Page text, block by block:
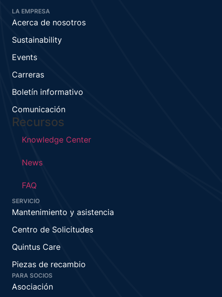
LA EMPRESA
Acerca de nosotros
Sustainability
Events
Carreras
Boletín informativo
Comunicación
Recursos
Knowledge Center
News
FAQ
SERVICIO
Mantenimiento y asistencia
Centro de Solicitudes
Quintus Care
Piezas de recambio
PARA SOCIOS
Asociación